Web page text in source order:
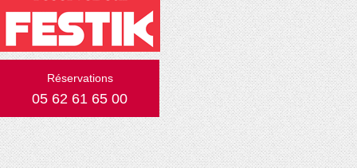
Réservations
05 62 61 65 00